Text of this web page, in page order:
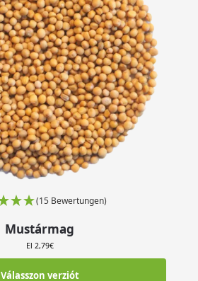
(15 Bewertungen)
Mustármag
El 2,79€
Válasszon verziót